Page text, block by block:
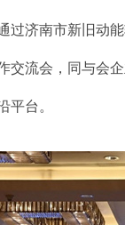
过济南市新旧动
交流会，同与会
平台。